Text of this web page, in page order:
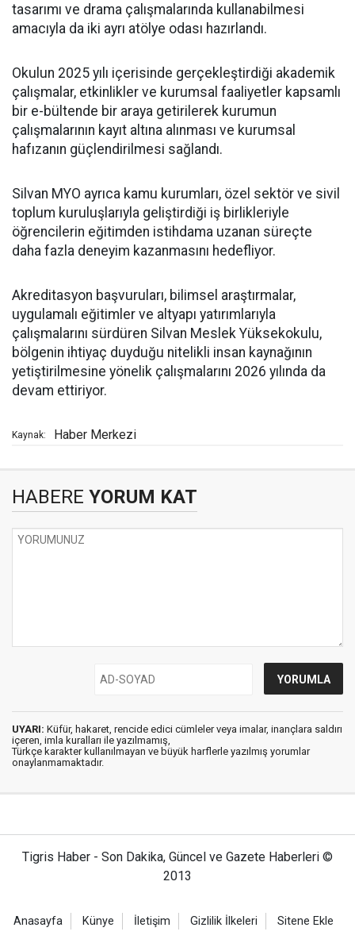
tasarımı ve drama çalışmalarında kullanabilmesi
amacıyla da iki ayrı atölye odası hazırlandı.
Okulun 2025 yılı içerisinde gerçekleştirdiği akademik
çalışmalar, etkinlikler ve kurumsal faaliyetler kapsamlı
bir e-bültende bir araya getirilerek kurumun
çalışmalarının kayıt altına alınması ve kurumsal
hafızanın güçlendirilmesi sağlandı.
Silvan MYO ayrıca kamu kurumları, özel sektör ve sivil
toplum kuruluşlarıyla geliştirdiği iş birlikleriyle
öğrencilerin eğitimden istihdama uzanan süreçte
daha fazla deneyim kazanmasını hedefliyor.
Akreditasyon başvuruları, bilimsel araştırmalar,
uygulamalı eğitimler ve altyapı yatırımlarıyla
çalışmalarını sürdüren Silvan Meslek Yüksekokulu,
bölgenin ihtiyaç duyduğu nitelikli insan kaynağının
yetiştirilmesine yönelik çalışmalarını 2026 yılında da
devam ettiriyor.
Kaynak: Haber Merkezi
HABERE YORUM KAT
UYARI: Küfür, hakaret, rencide edici cümleler veya imalar, inançlara saldırı
içeren, imla kuralları ile yazılmamış,
Türkçe karakter kullanılmayan ve büyük harflerle yazılmış yorumlar
onaylanmamaktadır.
Tigris Haber - Son Dakika, Güncel ve Gazete Haberleri ©
2013
Anasayfa Künye İletişim Gizlilik İlkeleri Sitene Ekle